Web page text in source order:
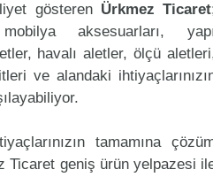
gösteren Ürkmez Ticaret
aksesuarları,
havalı aletler, ölçü
ve alandaki
tamamına
Ticaret geniş ürün yelpazesi